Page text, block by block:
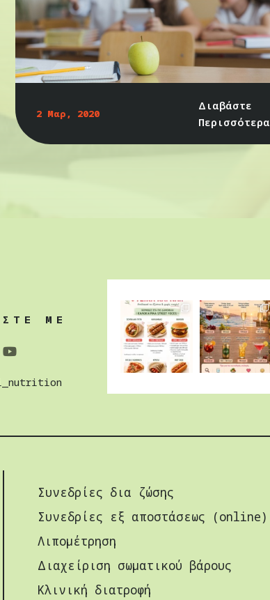
2 Μαρ, 2020
Διαβάστε
Περισσότερα
ΜΕ
Συνεδρίες δια ζώσης
Συνεδρίες εξ αποστάσεως (online)
Λιπομέτρηση
Διαχείριση σωµατικού βάρους
Κλινική διατροφή